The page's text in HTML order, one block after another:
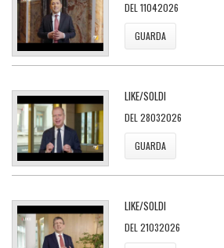
DEL 11042026
GUARDA
LIKE/SOLDI
DEL 28032026
GUARDA
LIKE/SOLDI
DEL 21032026